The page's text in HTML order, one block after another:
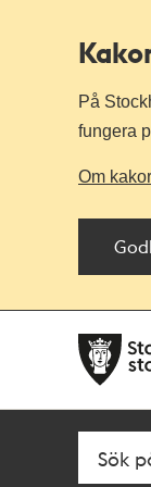
På
fungera
Om
navigationen
huvudinnehållet